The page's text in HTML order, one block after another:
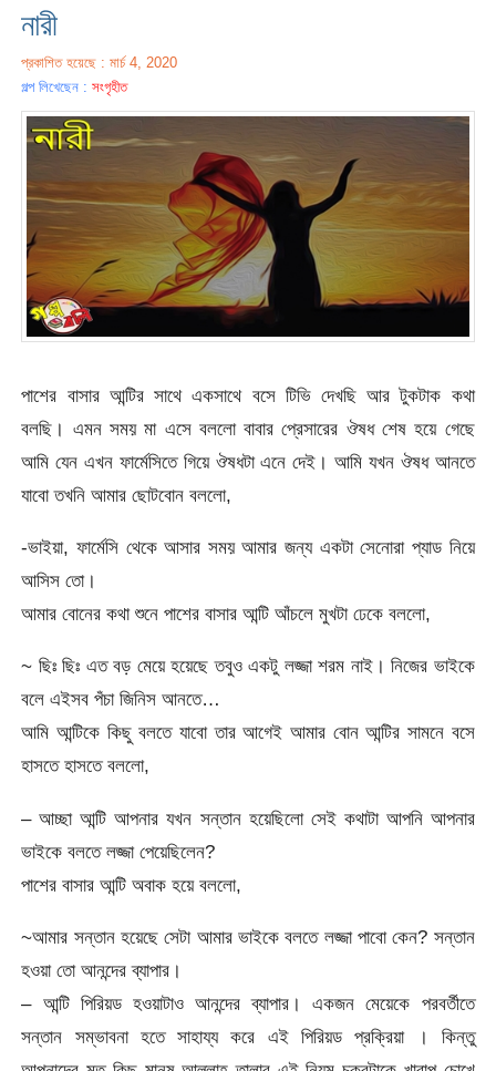
নারী
প্রকাশিত হয়েছে : মার্চ 4, 2020
গল্প লিখেছেন :সংগৃহীত
পাশের বাসার আন্টির সাথে একসাথে বসে টিভি দেখছি আর টুকটাক কথা
বলছি। এমন সময় মা এসে বললো বাবার প্রেসারের ঔষধ শেষ হয়ে গেছে
আমি যেন এখন ফার্মেসিতে গিয়ে ঔষধটা এনে দেই। আমি যখন ঔষধ আনতে
যাবো তখনি আমার ছোটবোন বললো,
-ভাইয়া, ফার্মেসি থেকে আসার সময় আমার জন্য একটা সেনোরা প্যাড নিয়ে
আসিস তো।
আমার বোনের কথা শুনে পাশের বাসার আন্টি আঁচলে মুখটা ঢেকে বললো,
~ ছিঃ ছিঃ এত বড় মেয়ে হয়েছে তবুও একটু লজ্জা শরম নাই। নিজের ভাইকে
বলে এইসব পঁচা জিনিস আনতে…
আমি আন্টিকে কিছু বলতে যাবো তার আগেই আমার বোন আন্টির সামনে বসে
হাসতে হাসতে বললো,
– আচ্ছা আন্টি আপনার যখন সন্তান হয়েছিলো সেই কথাটা আপনি আপনার
ভাইকে বলতে লজ্জা পেয়েছিলেন?
পাশের বাসার আন্টি অবাক হয়ে বললো,
~আমার সন্তান হয়েছে সেটা আমার ভাইকে বলতে লজ্জা পাবো কেন? সন্তান
হওয়া তো আনন্দের ব্যাপার।
– আন্টি পিরিয়ড হওয়াটাও আনন্দের ব্যাপার। একজন মেয়েকে পরবর্তীতে
সন্তান সম্ভাবনা হতে সাহায্য করে এই পিরিয়ড প্রক্রিয়া । কিন্তু